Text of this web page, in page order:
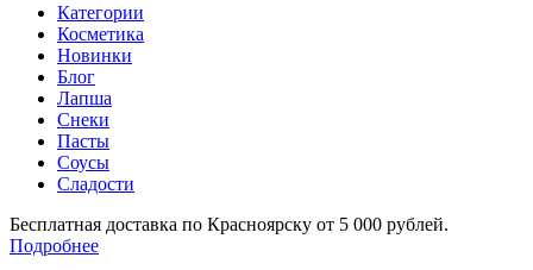
Категории
Косметика
Новинки
Блог
Лапша
Снеки
Пасты
Соусы
Сладости
Бесплатная доставка по Красноярску от 5 000 рублей.
Подробнее